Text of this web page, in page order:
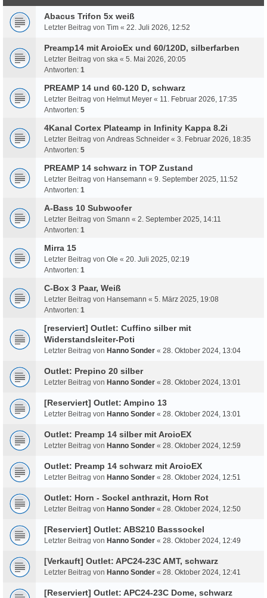
Abacus Trifon 5x weiß
Letzter Beitrag von Tim « 22. Juli 2026, 12:52
Preamp14 mit AroioEx und 60/120D, silberfarben
Letzter Beitrag von ska « 5. Mai 2026, 20:05
Antworten: 1
PREAMP 14 und 60-120 D, schwarz
Letzter Beitrag von Helmut Meyer « 11. Februar 2026, 17:35
Antworten: 5
4Kanal Cortex Plateamp in Infinity Kappa 8.2i
Letzter Beitrag von Andreas Schneider « 3. Februar 2026, 18:35
Antworten: 5
PREAMP 14 schwarz in TOP Zustand
Letzter Beitrag von Hansemann « 9. September 2025, 11:52
Antworten: 1
A-Bass 10 Subwoofer
Letzter Beitrag von Smann « 2. September 2025, 14:11
Antworten: 1
Mirra 15
Letzter Beitrag von Ole « 20. Juli 2025, 02:19
Antworten: 1
C-Box 3 Paar, Weiß
Letzter Beitrag von Hansemann « 5. März 2025, 19:08
Antworten: 1
[reserviert] Outlet: Cuffino silber mit
Widerstandsleiter-Poti
Letzter Beitrag von Hanno Sonder « 28. Oktober 2024, 13:04
Outlet: Prepino 20 silber
Letzter Beitrag von Hanno Sonder « 28. Oktober 2024, 13:01
[Reserviert] Outlet: Ampino 13
Letzter Beitrag von Hanno Sonder « 28. Oktober 2024, 13:01
Outlet: Preamp 14 silber mit AroioEX
Letzter Beitrag von Hanno Sonder « 28. Oktober 2024, 12:59
Outlet: Preamp 14 schwarz mit AroioEX
Letzter Beitrag von Hanno Sonder « 28. Oktober 2024, 12:51
Outlet: Horn - Sockel anthrazit, Horn Rot
Letzter Beitrag von Hanno Sonder « 28. Oktober 2024, 12:50
[Reserviert] Outlet: ABS210 Basssockel
Letzter Beitrag von Hanno Sonder « 28. Oktober 2024, 12:49
[Verkauft] Outlet: APC24-23C AMT, schwarz
Letzter Beitrag von Hanno Sonder « 28. Oktober 2024, 12:41
[Reserviert] Outlet: APC24-23C Dome, schwarz